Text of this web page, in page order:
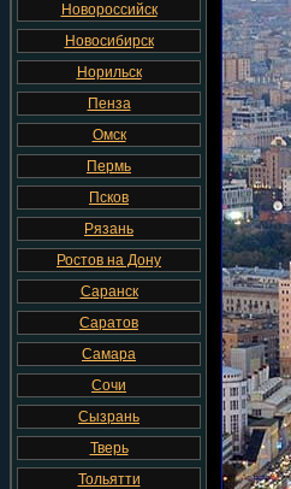
Новороссийск
Новосибирск
Норильск
Пенза
Омск
Пермь
Псков
Рязань
Ростов на Дону
Саранск
Саратов
Самара
Сочи
Сызрань
Тверь
Тольятти